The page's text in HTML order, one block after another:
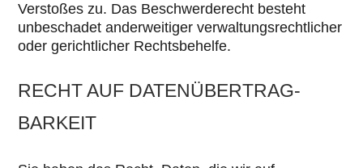
Verstoßes zu. Das Beschwerderecht besteht
unbeschadet anderweitiger verwaltungsrechtlicher
oder gerichtlicher Rechtsbehelfe.
RECHT AUF DATEN­ÜBERTRAG­
BARKEIT